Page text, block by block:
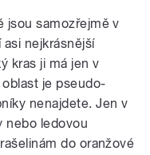
jsou samozřejmě v
nejkrásnější
kras ji má jen v
je pseudo-
nenajdete. Jen v
nebo ledovou
do oranžové